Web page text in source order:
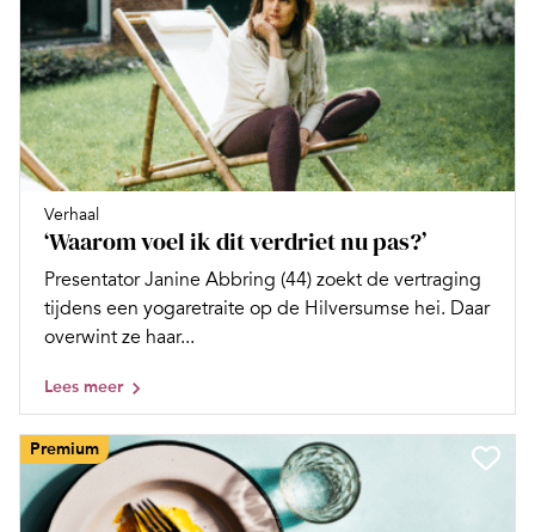
Verhaal
‘Waarom voel ik dit verdriet nu pas?’
Presentator Janine Abbring (44) zoekt de vertraging
tijdens een yogaretraite op de Hilversumse hei. Daar
overwint ze haar...
Lees meer
Premium